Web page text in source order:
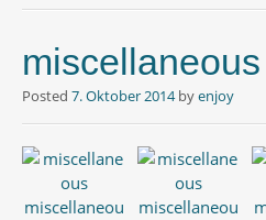
miscellaneous
Posted 7. Oktober 2014 byenjoy